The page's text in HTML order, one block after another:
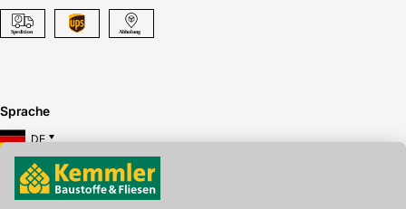
Sprache
DE